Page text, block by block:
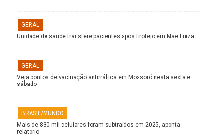
GERAL
Unidade de saúde transfere pacientes após tiroteio em Mãe Luíza
GERAL
Veja pontos de vacinação antirrábica em Mossoró nesta sexta e
sábado
BRASIL/MUNDO
Mais de 830 mil celulares foram subtraídos em 2025, aponta
relatório